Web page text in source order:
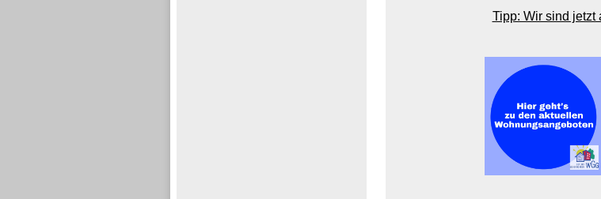
Tipp: Wir sind jetzt